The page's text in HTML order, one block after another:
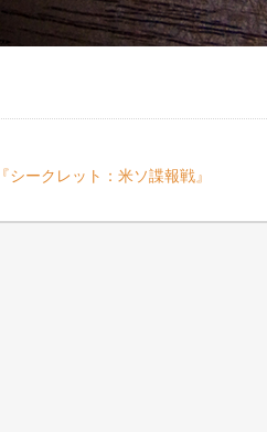
シークレット：米ソ諜報戦』